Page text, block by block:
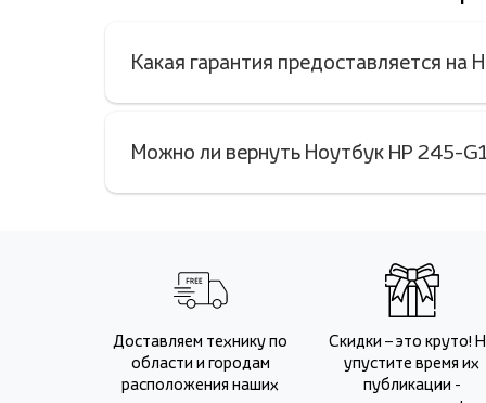
Какая гарантия предоставляется
Можно ли вернуть Ноутбук HP 245-
Доставляем технику по
области и городам
расположения наших
Скидки – это круто!
упустите время их
публикации -